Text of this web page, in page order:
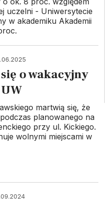
uczelni - Uniwersytecie
w akademiku Akademii
o wakacyjny
martwią się, że
planowanego na
przy ul. Kickiego.
wolnymi miejscami w